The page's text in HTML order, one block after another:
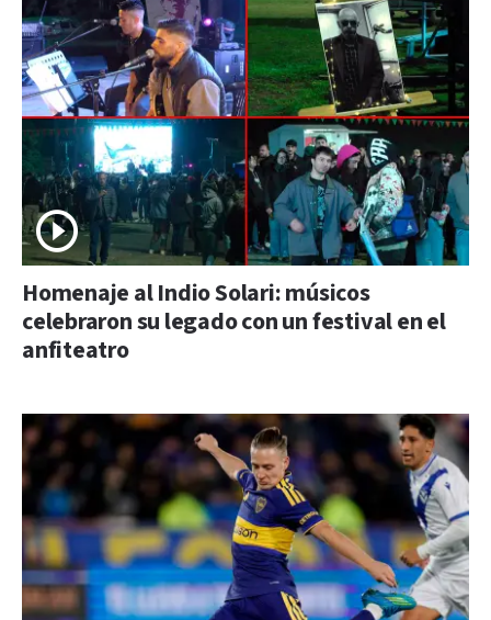
Homenaje al Indio Solari: músicos
celebraron su legado con un festival en el
anfiteatro